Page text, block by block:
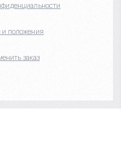
и положения
заказ